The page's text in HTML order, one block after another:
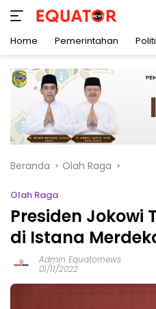
konten
Home Pemerintahan
Beranda Olah Raga
Olah Raga
Presiden Jokowi
di Istana
Admin Equatornews
01/11/2022